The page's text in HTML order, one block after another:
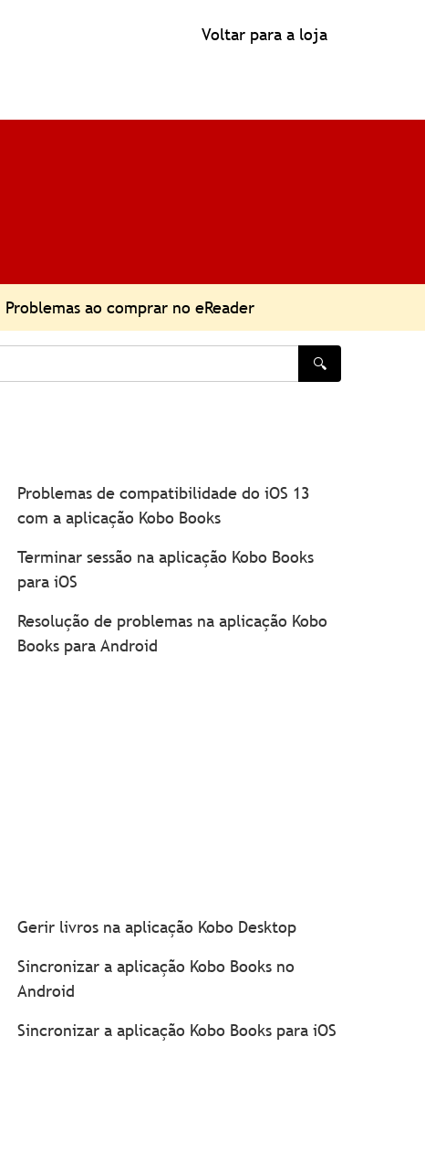
Voltar para a loja
Problemas ao comprar no eReader
🔍
Problemas de compatibilidade do iOS 13
com a aplicação Kobo Books
Terminar sessão na aplicação Kobo Books
para iOS
Resolução de problemas na aplicação Kobo
Books para Android
Gerir livros na aplicação Kobo Desktop
Sincronizar a aplicação Kobo Books no
Android
Sincronizar a aplicação Kobo Books para iOS